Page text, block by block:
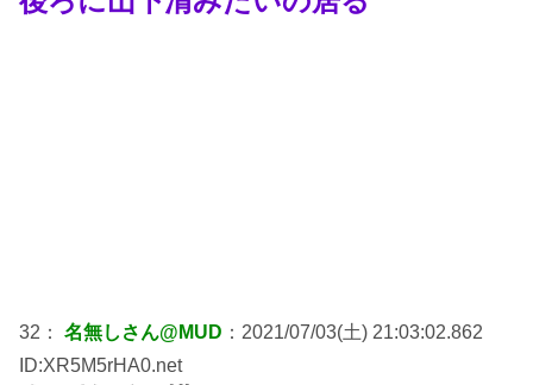
32： 名無しさん@MUD ：2021/07/03(土) 21:03:02.862
ID:XR5M5rHA0.net